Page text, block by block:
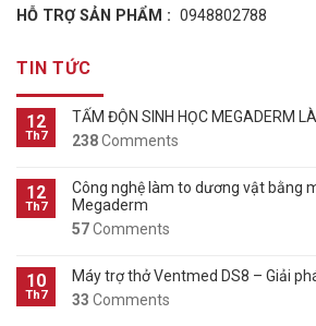
HỖ TRỢ SẢN PHẨM : 0948802788
TIN TỨC
12
Th7
TẤM ĐỘN SINH HỌC MEGADERM
238Comments
12
Th7
Công nghệ làm to dương vật bằng
Megaderm
57Comments
10
Th7
Máy trợ thở Ventmed DS8 – Giải
33 Comments